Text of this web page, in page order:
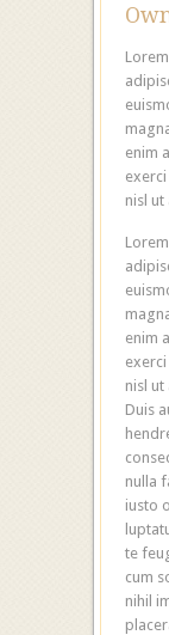
enim
nisl
enim
nisl
Duis
nulla
iusto
te
cum
nihil